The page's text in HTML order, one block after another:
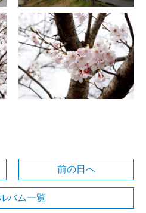
前の日へ
バム一覧